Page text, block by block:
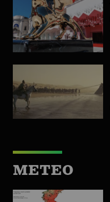
METEO